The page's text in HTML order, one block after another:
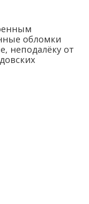
обломки
неподалёку от